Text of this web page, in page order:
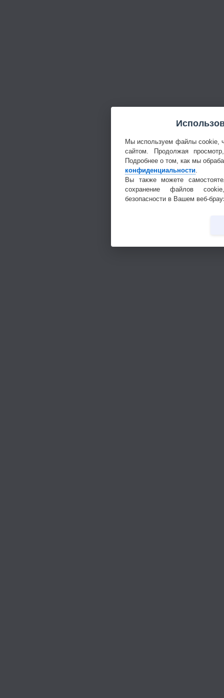
Мы используем файлы cookie,
сайтом. Продолжая
Подробнее о том, как мы
конфиденциальности
Вы также можете
сохранение файлов
безопасности в Вашем веб-